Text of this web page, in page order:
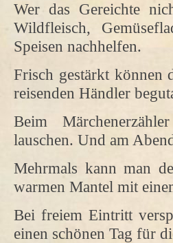
Wer das Gereichte
Wildfleisch,
Speisen nachhelfen.
Frisch gestärkt können
reisenden Händler
Beim
lauschen. Und am
Mehrmals kann man
warmen Mantel mit
Bei freiem Eintritt
einen schönen Tag für